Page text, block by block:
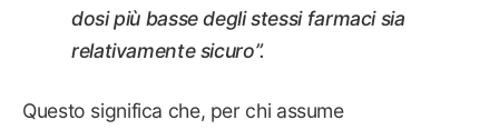
dosi più basse degli stessi farmaci sia
relativamente sicuro”.
Questo significa che, per chi assume